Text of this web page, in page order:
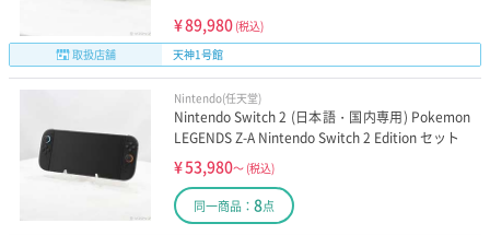
¥89,980 (税込)
取扱店舗
天神1号館
Nintendo(任天堂)
Nintendo Switch 2 (日本語・国内専用) Pokemon
LEGENDS Z-A Nintendo Switch 2 Edition セット
¥53,980～ (税込)
同一商品： 8点